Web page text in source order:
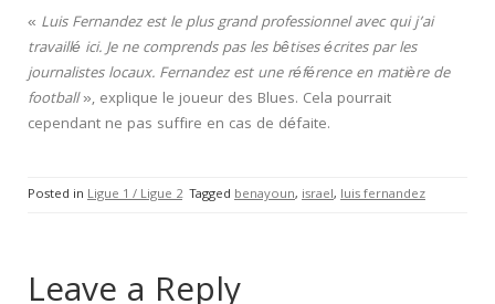
« Luis Fernandez est le plus grand professionnel avec qui j’ai
travaillé ici. Je ne comprends pas les bêtises écrites par les
journalistes locaux. Fernandez est une référence en matière de
football», explique le joueur des Blues. Cela pourrait
cependant ne pas suffire en cas de défaite.
Posted in Ligue 1 / Ligue 2 Tagged benayoun, israel, luis fernandez